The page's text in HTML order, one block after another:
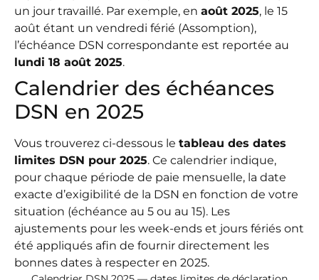
un jour travaillé. Par exemple, en août 2025, le 15
août étant un vendredi férié (Assomption),
l’échéance DSN correspondante est reportée au
lundi 18 août 2025.
Calendrier des échéances
DSN en 2025
Vous trouverez ci-dessous le tableau des dates
limites DSN pour 2025. Ce calendrier indique,
pour chaque période de paie mensuelle, la date
exacte d’exigibilité de la DSN en fonction de votre
situation (échéance au 5 ou au 15). Les
ajustements pour les week-ends et jours fériés ont
été appliqués afin de fournir directement les
bonnes dates à respecter en 2025.